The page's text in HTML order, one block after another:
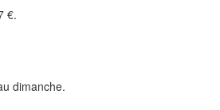
€.
dimanche.